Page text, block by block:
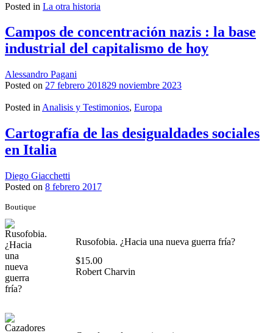
Posted in La otra historia
Campos de concentración nazis : la base
industrial del capitalismo de hoy
Alessandro Pagani
Posted on 27 febrero 201829 noviembre 2023
Posted in Analisis y Testimonios, Europa
Cartografía de las desigualdades sociales
en Italia
Diego Giacchetti
Posted on 8 febrero 2017
Boutique
Rusofobia. ¿Hacia una nueva guerra fría?
$15.00
Robert Charvin